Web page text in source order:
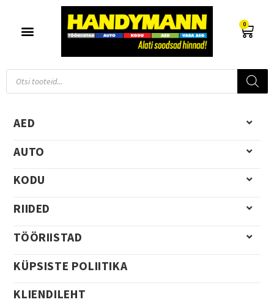
0
AED
AUTO
KODU
RIIDED
TÖÖRIISTAD
KÜPSISTE POLIITIKA
KLIENDILEHT